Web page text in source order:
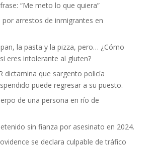
“Me meto lo que quiera”
por arrestos de inmigrantes en
la pasta y la pizza, pero… ¿Cómo
eres intolerante al gluten?
dictamina que sargento policía
puede regresar a su puesto.
de una persona en río de
sin fianza por asesinato en 2024.
se declara culpable de tráfico